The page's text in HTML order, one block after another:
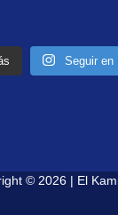
Seguir en
© 2026 | El